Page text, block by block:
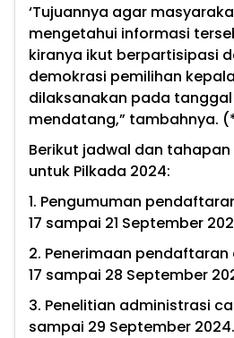
‘Tujuannya agar
mengetahui informasi
kiranya ikut berpartisipasi
demokrasi pemilihan
dilaksanakan pada tanggal
mendatang,” tambahnya.
Berikut jadwal dan tahapan
untuk Pilkada 2024:
1. Pengumuman
17 sampai 21 September
2. Penerimaan pendaftaran
17 sampai 28 September
3. Penelitian administrasi
sampai 29 September 2024.